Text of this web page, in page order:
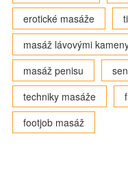
erotické masáže
masáž lávovými
masáž penisu
techniky masáže
footjob masáž